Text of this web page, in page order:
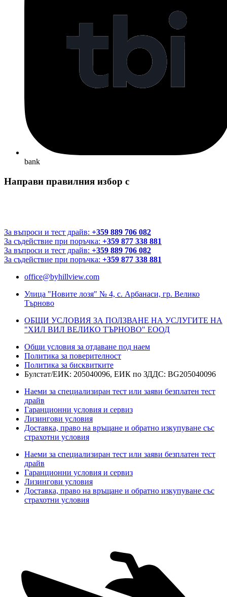
bank
Направи правилния избор с
За въпроси и тест драйв: +359 889 706 082
За съдействие при поръчка: +359 877 338 881
За въпроси и тест драйв: +359 889 706 082
За съдействие при поръчка: +359 877 338 881
office@byhillview.com
Улица "Новите лозя" № 4, с. Арбанаси, гр. Велико
Търново
ОБЩИ УСЛОВИЯ ЗА ПОЛЗВАНЕ НА УСЛУГИТЕ НА
"ХИЛ ВИЛ ВЕЛИКО ТЪРНОВО" ЕООД
Общи условия за отдаване под наем
Политика за поверителност
Политика за бисквитките
Булстат/ЕИК: 205040096, ЕИК по ЗДДС: BG205040096
Наеми за специализиран тест или заяви безплатен тест
драйв
Гаранционни условия и сервиз
Лизингови условия
Доставка, право на връщане и обратно изкупуване със
страхотни условия
Наеми за специализиран тест или заяви безплатен тест
драйв
Гаранционни условия и сервиз
Лизингови условия
Доставка, право на връщане и обратно изкупуване със
страхотни условия